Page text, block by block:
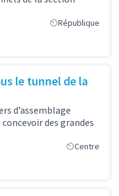
République
le tunnel de la
d’assemblage
des grandes
Centre